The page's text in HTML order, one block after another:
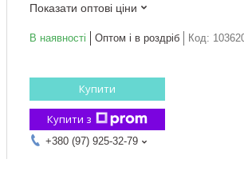
Показати оптові ціни
В наявності Оптом і в роздріб Код:
Купити
Купити з
+380 (97) 925-32-79